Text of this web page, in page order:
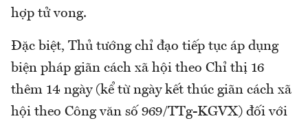
hợp tử vong.
Đặc biệt, Thủ tướng chỉ đạo tiếp tục áp dụng
biện pháp giãn cách xã hội theo Chỉ thị 16
thêm 14 ngày (kể từ ngày kết thúc giãn cách xã
hội theo Công văn số 969/TTg-KGVX) đối với